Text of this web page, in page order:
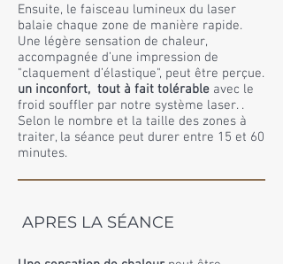
Ensuite, le faisceau lumineux du laser
balaie chaque zone de manière rapide.
Une légère sensation de chaleur,
accompagnée d’une impression de
"claquement d’élastique", peut être perçue.
un inconfort, tout à fait tolérable avec le
froid souffler par notre système laser. .
Selon le nombre et la taille des zones à
traiter, la séance peut durer entre 15 et 60
minutes.
APRES LA SÉANCE